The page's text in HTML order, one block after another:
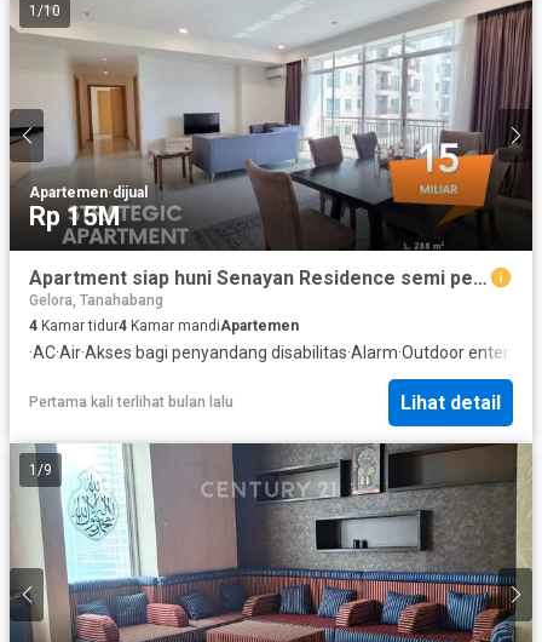
1 /10
Apartemen·dijual
Rp 15M
Apartment siap huni Senayan Residence semi penthouse dengan view 180^ lapangan golf
Gelora, Tanahabang
4 Kamar tidur4 Kamar mandiApartemen
·AC·Air·Akses bagi penyandang disabilitas·Alarm·Outdoor
Pertama kali terlihat bulan lalu Lihat detail
1 /9